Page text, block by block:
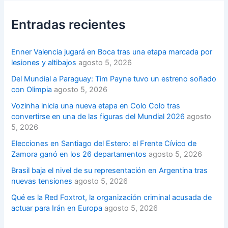
Entradas recientes
Enner Valencia jugará en Boca tras una etapa marcada por
lesiones y altibajos agosto 5, 2026
Del Mundial a Paraguay: Tim Payne tuvo un estreno soñado
con Olimpia agosto 5, 2026
Vozinha inicia una nueva etapa en Colo Colo tras
convertirse en una de las figuras del Mundial 2026 agosto
5, 2026
Elecciones en Santiago del Estero: el Frente Cívico de
Zamora ganó en los 26 departamentos agosto 5, 2026
Brasil baja el nivel de su representación en Argentina tras
nuevas tensiones agosto 5, 2026
Qué es la Red Foxtrot, la organización criminal acusada de
actuar para Irán en Europa agosto 5, 2026